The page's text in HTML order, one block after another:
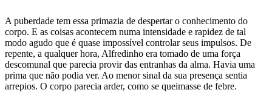
A puberdade tem essa primazia de despertar o conhecimento do
corpo. E as coisas acontecem numa intensidade e rapidez de tal
modo agudo que é quase impossível controlar seus impulsos. De
repente, a qualquer hora, Alfredinho era tomado de uma força
descomunal que parecia provir das entranhas da alma. Havia uma
prima que não podia ver. Ao menor sinal da sua presença sentia
arrepios. O corpo parecia arder, como se queimasse de febre.